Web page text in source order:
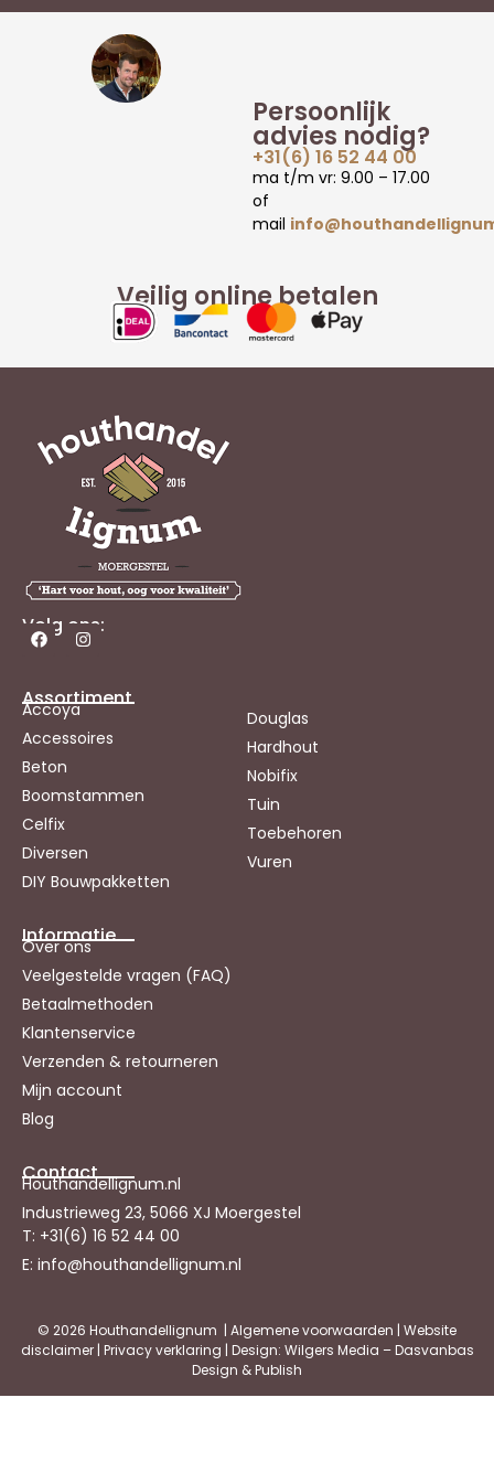
Veilig online betalen
Persoonlijk
advies nodig?
+31(6) 16 52 44 00
ma t/m vr: 9.00 – 17.00
of
mail
Volg ons:
Assortiment
Accoya
Accessoires
Beton
Boomstammen
Celfix
Diversen
DIY Bouwpakketten
Douglas
Hardhout
Nobifix
Tuin
Toebehoren
Vuren
Informatie
Over ons
Veelgestelde vragen (FAQ)
Betaalmethoden
Klantenservice
Verzenden & retourneren
Mijn account
Blog
Contact
Houthandellignum.nl
Industrieweg 23, 5066 XJ Moergestel
T: +31(6) 16 52 44 00
E: info@houthandellignum.nl
© 2026 Houthandellignum | Algemene voorwaarden | Website
disclaimer| Privacy verklaring | Design: Wilgers Media – Dasvanbas
Design & Publish